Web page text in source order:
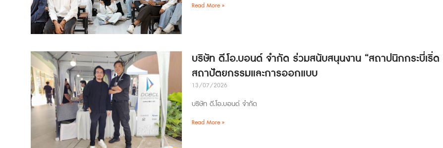
Read More »
บริษัท ดี.โอ.บอนด์ จำกัด ร่วมสนับสนุนงาน “สถาปนิกกระบี่เริ่
สถาปัตยกรรมและการออกแบบ
13/07/2026
บริษัท ดี.โอ.บอนด์ จำกัด
Read More »